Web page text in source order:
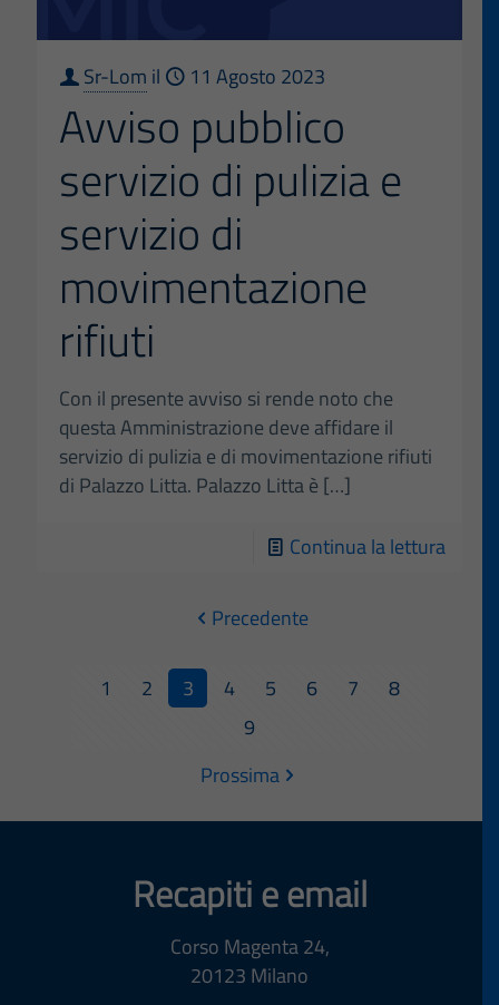
Sr-Lom il 11 Agosto 2023
Avviso pubblico
servizio di pulizia e
servizio di
movimentazione
rifiuti
Con il presente avviso si rende noto che
questa Amministrazione deve affidare il
servizio di pulizia e di movimentazione rifiuti
di Palazzo Litta. Palazzo Litta è […]
Continua la lettura-
di
Precedente
1 2 3 4 5 6 7
8
9
Prossima
Recapiti e email
Corso Magenta 24,
20123 Milano